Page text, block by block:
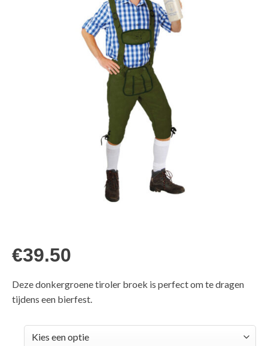
€39.50
Deze donkergroene tiroler broek is perfect om te dragen
tijdens een bierfest.